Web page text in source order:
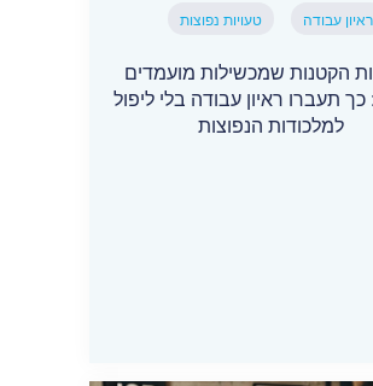
ראיון עבודה טעויות נפוצות
הקטנות שמכשילות מועמדים
כך תעברו ראיון עבודה בלי ליפול
למלכודות הנפוצות